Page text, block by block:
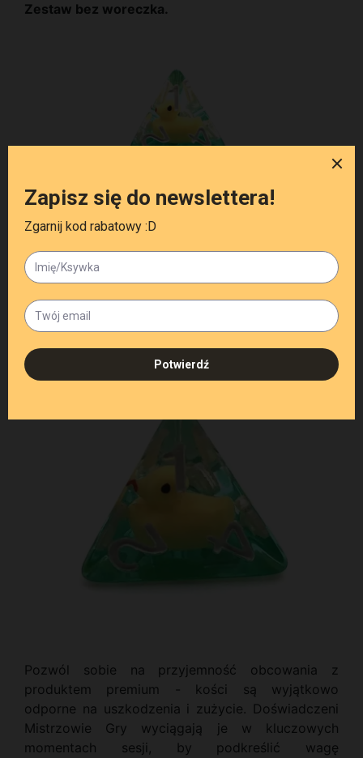
Zestaw bez woreczka.
Pozwól sobie na przyjemność obcowania z
produktem premium - kości są wyjątkowo
odporne na uszkodzenia i zużycie. Doświadczeni
Mistrzowie Gry wyciągają je w kluczowych
momentach sesji, by podkreślić wagę